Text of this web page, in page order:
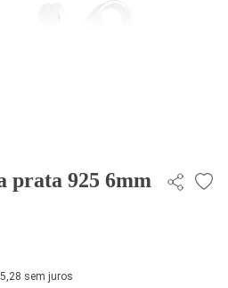
prata 925 6mm
sem juros